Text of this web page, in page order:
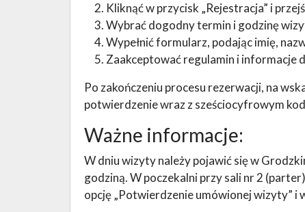
Kliknąć w przycisk „Rejestracja” i
Wybrać dogodny termin i godzinę
Wypełnić formularz, podając imię,
Zaakceptować regulamin i informacje
Po zakończeniu procesu rezerwacji, na
potwierdzenie wraz z sześciocyfrowym
Ważne informacje:
W dniu wizyty należy pojawić się w
godziną. W poczekalni przy sali nr 2
opcję „Potwierdzenie umówionej wizyty”